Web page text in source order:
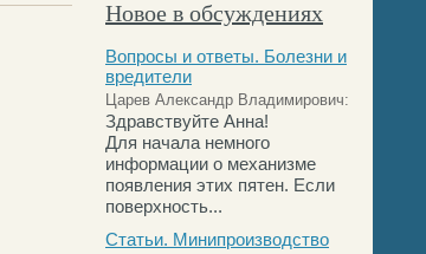
Новое в обсуждениях
Вопросы и ответы. Болезни и
вредители
Царев Александр Владимирович:
Здравствуйте Анна!
Для начала немного
информации о механизме
появления этих пятен. Если
поверхность...
Статьи. Минипроизводство